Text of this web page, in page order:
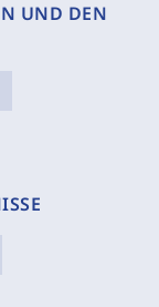
UND DEN